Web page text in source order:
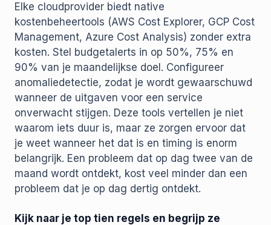
Elke cloudprovider biedt native
kostenbeheertools (AWS Cost Explorer, GCP Cost
Management, Azure Cost Analysis) zonder extra
kosten. Stel budgetalerts in op 50%, 75% en
90% van je maandelijkse doel. Configureer
anomaliedetectie, zodat je wordt gewaarschuwd
wanneer de uitgaven voor een service
onverwacht stijgen. Deze tools vertellen je niet
waarom iets duur is, maar ze zorgen ervoor dat
je weet wanneer het dat is en timing is enorm
belangrijk. Een probleem dat op dag twee van de
maand wordt ontdekt, kost veel minder dan een
probleem dat je op dag dertig ontdekt.
Kijk naar je top tien regels en begrijp ze